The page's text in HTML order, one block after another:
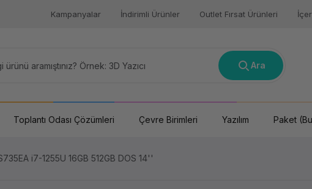
Kampanyalar İndirimli Ürünler Outlet Fırsat Ürünleri
Ara
Toplantı Odası Çözümleri Çevre Birimleri Yazılım Paket
i7-1255U 16GB 512GB DOS 14''